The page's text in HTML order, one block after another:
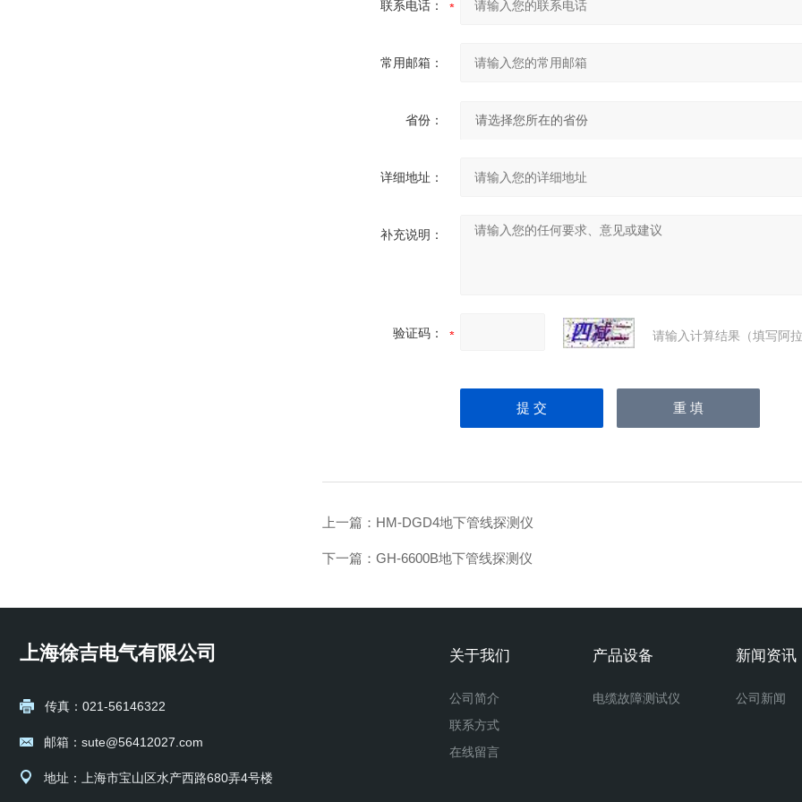
联系电话：
常用邮箱：
省份：
详细地址：
补充说明：
验证码： 请输入计算结果（填写阿
上一篇： HM-DGD4地下管线探测仪
下一篇： GH-6600B地下管线探测仪
上海徐吉电气有限公司
传真：021-56146322
邮箱：sute@56412027.com
地址：上海市宝山区水产西路680弄4号楼
关于我们
公司简介
联系方式
在线留言
产品设备
电缆故障测试仪
新闻资讯
公司新闻